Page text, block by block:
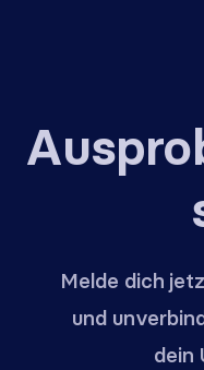
Melde dich
und
dein